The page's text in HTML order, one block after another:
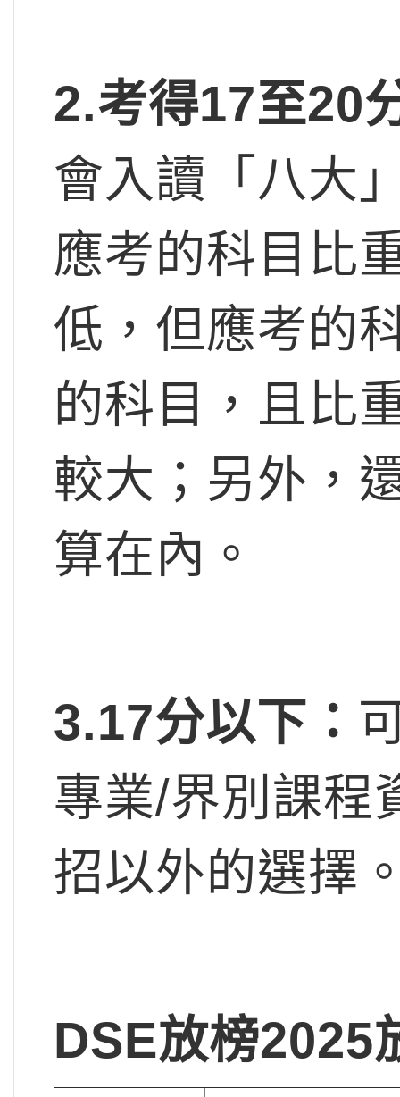
2.考得17至20
會入讀「八大
應考的科目比
低，但應考的
的科目，且比
較大；另外，
算在內。
3.17分以下：
專業/界別課程
招以外的選擇
DSE放榜2025